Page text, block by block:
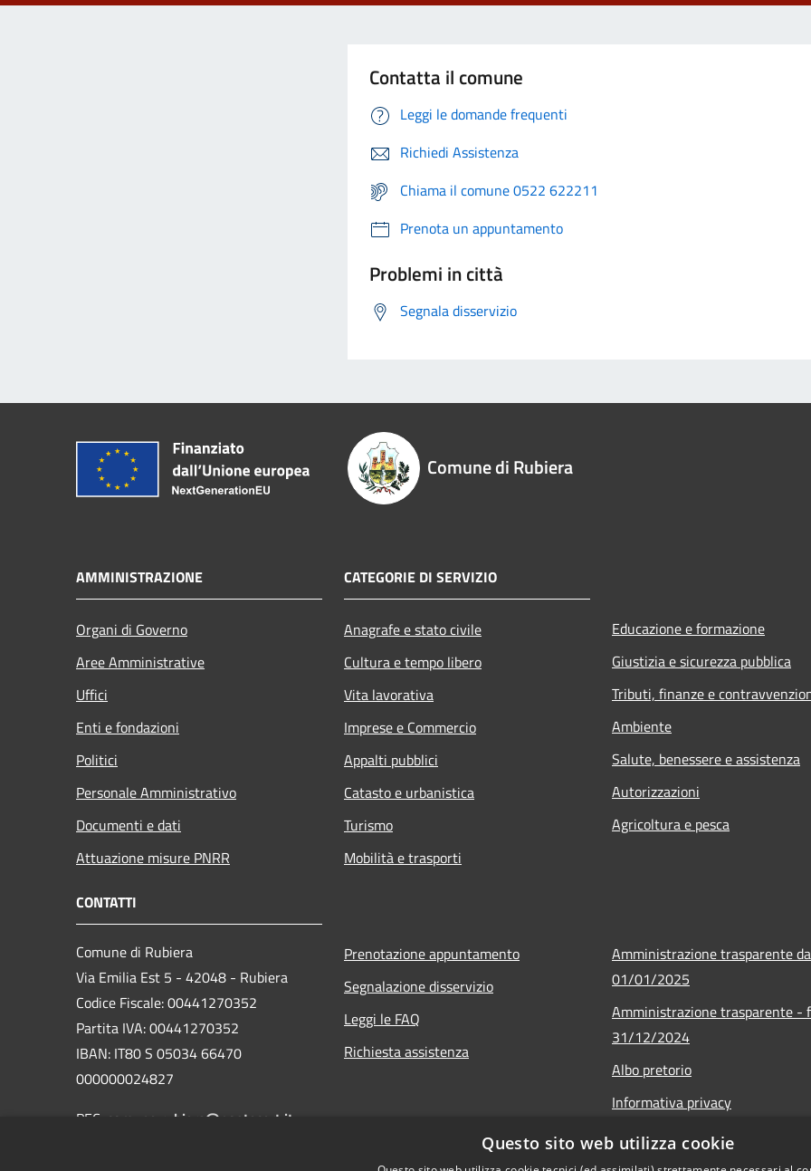
Contatta il comune
Leggi le domande frequenti
Richiedi Assistenza
Chiama il comune 0522 622211
Prenota un appuntamento
Problemi in città
Segnala disservizio
Comune di Rubiera
AMMINISTRAZIONE
Organi di Governo
Aree Amministrative
Uffici
Enti e fondazioni
Politici
Personale Amministrativo
Documenti e dati
Attuazione misure PNRR
CATEGORIE DI SERVIZIO
Anagrafe e stato civile
Cultura e tempo libero
Vita lavorativa
Imprese e Commercio
Appalti pubblici
Catasto e urbanistica
Turismo
Mobilità e trasporti
Educazione e formazione
Giustizia e sicurezza pubblica
Tributi, finanze e
Ambiente
Salute, benessere e assistenza
Autorizzazioni
Agricoltura e pesca
CONTATTI
Comune di Rubiera
Via Emilia Est 5 - 42048 - Rubiera
Codice Fiscale: 00441270352
Partita IVA: 00441270352
IBAN: IT80 S 05034 66470
000000024827
PEC: comune.rubiera@postecert.it
Prenotazione appuntamento
Segnalazione disservizio
Leggi le FAQ
Richiesta assistenza
Amministrazione trasparente
01/01/2025
Amministrazione trasparente -
31/12/2024
Albo pretorio
Informativa privacy
Note legali
Questo sito web utilizza cookie